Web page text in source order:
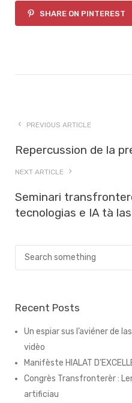
SHARE ON PINTEREST
PREVIOUS ARTICLE
Repercussion de la
NEXT ARTICLE
Seminari
tecnologias e IA tà
Recent Posts
Un espiar sus l’aviéner de
vidèo
Manifèste HIALAT
Congrès Transfronterèr :
artificiau